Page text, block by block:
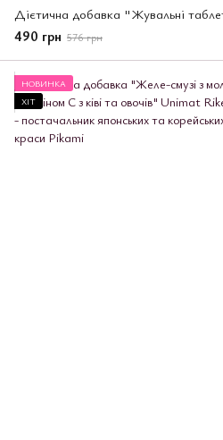
490 грн 576 грн
НОВИНКА
ХІТ